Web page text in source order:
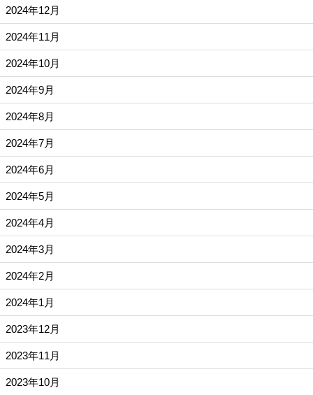
2024年12月
2024年11月
2024年10月
2024年9月
2024年8月
2024年7月
2024年6月
2024年5月
2024年4月
2024年3月
2024年2月
2024年1月
2023年12月
2023年11月
2023年10月